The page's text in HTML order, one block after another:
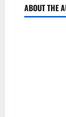
ABOUT THE